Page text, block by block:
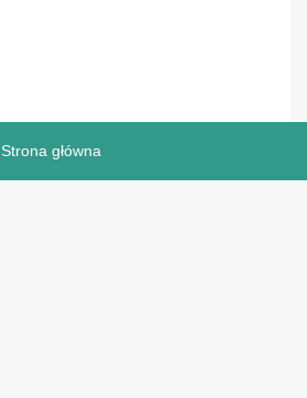
Strona główna